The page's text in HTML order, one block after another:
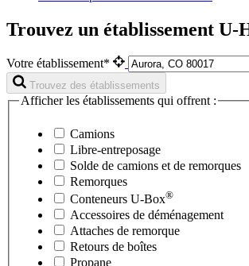
Trouvez un établissement U-
Votre établissement*
Trouvez des établissements
Afficher les établissements qui offrent :
Camions
Libre-entreposage
Solde de camions et de remorques
Remorques
Conteneurs U-Box®
Accessoires de déménagement
Attaches de remorque
Retours de boîtes
Propane